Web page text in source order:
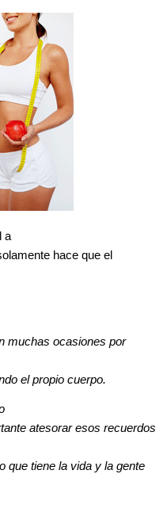
a
hace que el
muchas ocasiones por
el propio cuerpo.
atesorar esos recuerdos
que tiene la vida y la gente